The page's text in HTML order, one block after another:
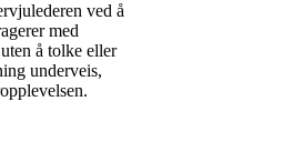
ved å
med
å tolke eller
underveis,